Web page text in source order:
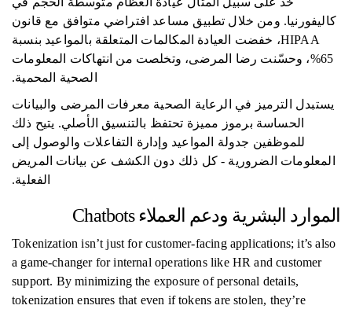
كاليفورنيا. ومن خلال تطبيق مساعد افتراضي متوافق مع قانون
HIPAA، خفضت العيادة المكالمات المتعلقة بالمواعيد بنسبة
65%، وحسّنت رضا المرضى، وتخلصت من انتهاكات المعلومات
الصحية المحمية.
يستبدل الترميز في الرعاية الصحية معرفات المرضى والبيانات
الحساسة برموز مميزة تحتفظ بالتنسيق الأصلي. يتيح ذلك
للموظفين جدولة المواعيد وإدارة التفاعلات والوصول إلى
المعلومات الضرورية - كل ذلك دون الكشف عن بيانات المريض
الفعلية.
الموارد البشرية ودعم العملاء Chatbots
Tokenization isn’t just for customer-facing applications; it’s also
a game-changer for internal operations like HR and customer
support. By minimizing the exposure of personal details,
tokenization ensures that even if tokens are stolen, they’re